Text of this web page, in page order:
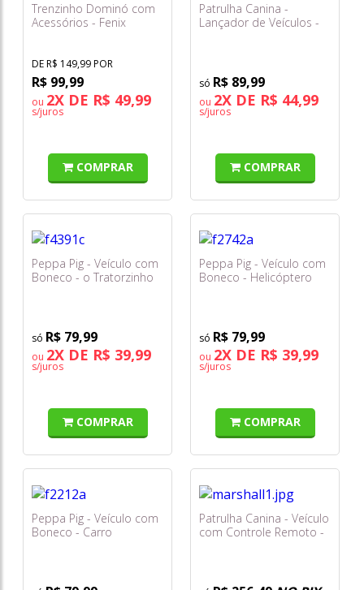
Trenzinho Dominó com
Acessórios - Fenix
DE R$ 149,99 POR
R$ 99,99
ou 2X DE R$ 49,99
s/juros
COMPRAR
Patrulha Canina -
Lançador de Veículos -
R$ 89,99
ou 2X DE R$ 44,99
s/juros
COMPRAR
Peppa Pig - Veículo com
Boneco - o Tratorzinho
R$ 79,99
ou 2X DE R$ 39,99
s/juros
COMPRAR
Peppa Pig - Veículo com
Boneco - Helicóptero
R$ 79,99
ou 2X DE R$ 39,99
s/juros
COMPRAR
Peppa Pig - Veículo com
Boneco - Carro
Patrulha Canina - Veículo
com Controle Remoto -